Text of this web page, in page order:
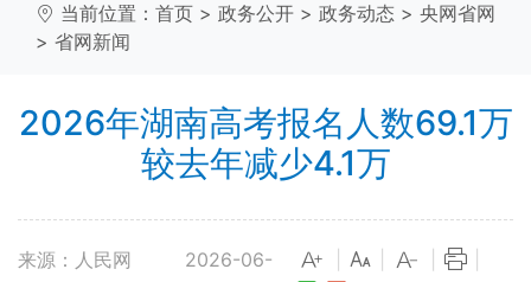
当前位置： 首页 > 政务公开 > 政务动态 > 央网省网
> 省网新闻
2026年湖南高考报名人数69.1万
较去年减少4.1万
来源：人民网
2026-06-